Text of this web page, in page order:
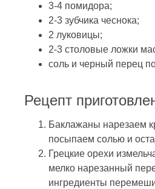
3-4 помидора;
2-3 зубчика чеснока;
2 луковицы;
2-3 столовые ложки
соль и черный перец по
Рецепт
Баклажаны нарезаем
посыпаем солью и
Грецкие орехи
мелко нарезанный
ингредиенты